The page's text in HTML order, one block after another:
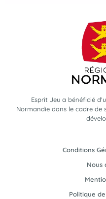
Esprit Jeu a bénéficié
Normandie dans le cadre de
Conditions
Nous
Politique